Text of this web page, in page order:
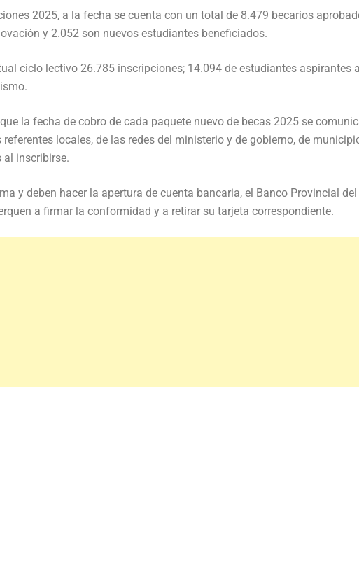
2025, a la fecha se cuenta con un total de 8.479 becarios
y 2.052 son nuevos estudiantes beneficiados.
ciclo lectivo 26.785 inscripciones; 14.094 de estudiantes aspirantes
la fecha de cobro de cada paquete nuevo de becas 2025 se
locales, de las redes del ministerio y de gobierno, de
al inscribirse.
y deben hacer la apertura de cuenta bancaria, el Banco Provincial del
a firmar la conformidad y a retirar su tarjeta correspondiente.